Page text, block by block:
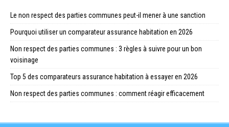
Le non respect des parties communes peut-il mener à une sanction
Pourquoi utiliser un comparateur assurance habitation en 2026
Non respect des parties communes : 3 règles à suivre pour un bon
voisinage
Top 5 des comparateurs assurance habitation à essayer en 2026
Non respect des parties communes : comment réagir efficacement